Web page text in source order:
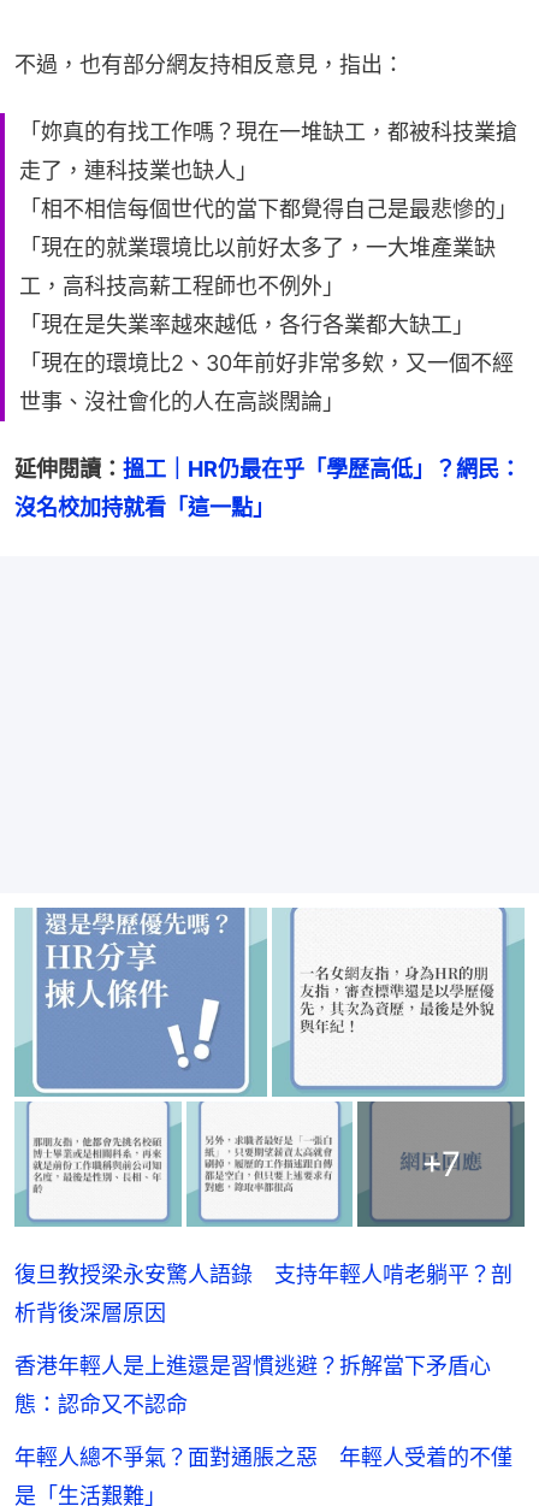
不過，也有部分網友持相反意見，指出：
「妳真的有找工作嗎？現在一堆缺工，都被科技業搶
走了，連科技業也缺人」
「相不相信每個世代的當下都覺得自己是最悲慘的」
「現在的就業環境比以前好太多了，一大堆產業缺
工，高科技高薪工程師也不例外」
「現在是失業率越來越低，各行各業都大缺工」
「現在的環境比2、30年前好非常多欸，又一個不經
世事、沒社會化的人在高談闊論」
延伸閱讀： 搵工｜HR仍最在乎「學歷高低」？網民：
沒名校加持就看「這一點」
+7
復旦教授梁永安驚人語錄 支持年輕人啃老躺平？剖
析背後深層原因
香港年輕人是上進還是習慣逃避？拆解當下矛盾心
態：認命又不認命
年輕人總不爭氣？面對通脹之惡 年輕人受着的不僅
是「生活艱難」